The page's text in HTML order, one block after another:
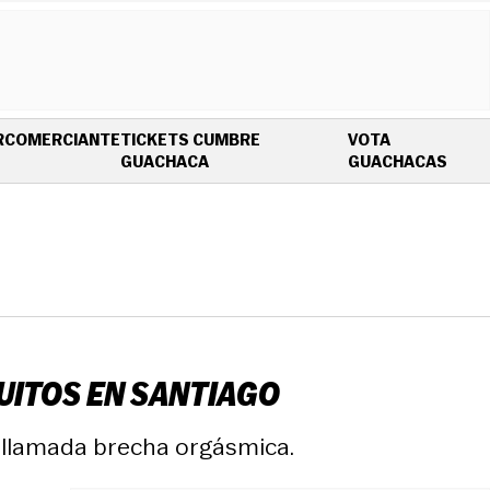
COMERCIANTETICKETS CUMBRE
GUACHACAOPENS IN NEW WINDOW
VOTA
GUACHACAS
EN SANTIAGO
brecha orgásmica.